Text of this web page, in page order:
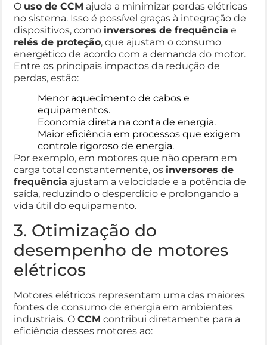
O uso de CCM ajuda a minimizar perdas elétricas
no sistema. Isso é possível graças à integração de
dispositivos, como inversores de frequência e
relés de proteção, que ajustam o consumo
energético de acordo com a demanda do motor.
Entre os principais impactos da redução de
perdas, estão:
Menor aquecimento de cabos e
equipamentos.
Economia direta na conta de energia.
Maior eficiência em processos que exigem
controle rigoroso de energia.
Por exemplo, em motores que não operam em
carga total constantemente, os inversores de
frequência ajustam a velocidade e a potência de
saída, reduzindo o desperdício e prolongando a
vida útil do equipamento.
3. Otimização do
desempenho de motores
elétricos
Motores elétricos representam uma das maiores
fontes de consumo de energia em ambientes
industriais. O CCM contribui diretamente para a
eficiência desses motores ao: